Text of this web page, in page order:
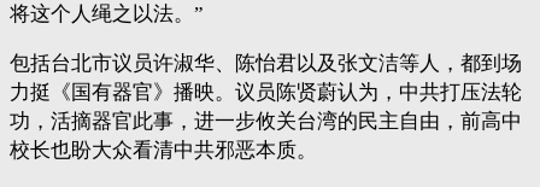
将这个人绳之以法。”
包括台北市议员许淑华、陈怡君以及张文洁等人，都到场
力挺《国有器官》播映。议员陈贤蔚认为，中共打压法轮
功，活摘器官此事，进一步攸关台湾的民主自由，前高中
校长也盼大众看清中共邪恶本质。